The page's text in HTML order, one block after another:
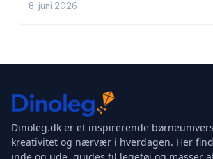
8. juni 2026
Dinoleg.dk er et inspirerende
kreativitet og nærvær i hverdagen. Her